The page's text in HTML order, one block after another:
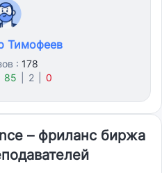
Тимофеев
: 178
85 2 0
– фриланс биржа